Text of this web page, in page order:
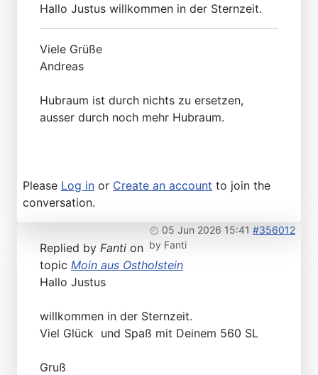
Hallo Justus willkommen in der Sternzeit.
Viele Grüße
Andreas
Hubraum ist durch nichts zu ersetzen,
ausser durch noch mehr Hubraum.
Please Log in or Create an account to join the
conversation.
05 Jun 2026 15:41 #356012
by Fanti
Replied by Fanti on
topic Moin aus Ostholstein
Hallo Justus
willkommen in der Sternzeit.
Viel Glück und Spaß mit Deinem 560 SL
Gruß